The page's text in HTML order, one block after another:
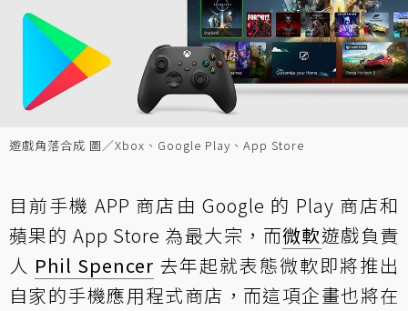
遊戲角落合成 圖／Xbox、Google Play、App Store
目前手機 APP 商店由 Google 的 Play 商店和
蘋果的 App Store 為最大宗，而微軟遊戲負責
人 Phil Spencer 去年起就表態微軟即將推出
自家的手機應用程式商店，而這項企畫也將在